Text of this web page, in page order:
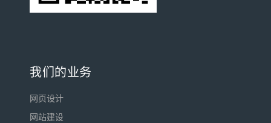
我们的业务
网页设计
网站建设